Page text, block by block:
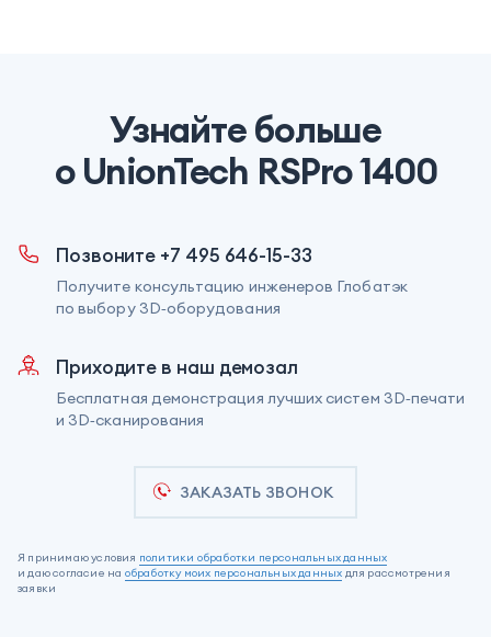
Узнайте больше
о UnionTech RSPro 1400
Позвоните +7 495 646-15-33
Получите консультацию инженеров Глобатэк
по выбору 3D‑оборудования
Приходите в наш демозал
Бесплатная демонстрация лучших систем 3D‑печати
и 3D‑сканирования
ЗАКАЗАТЬ ЗВОНОК
Я принимаю условия политики обработки персональных данных
и даю согласие на обработку моих персональных данных для рассмотрения
заявки